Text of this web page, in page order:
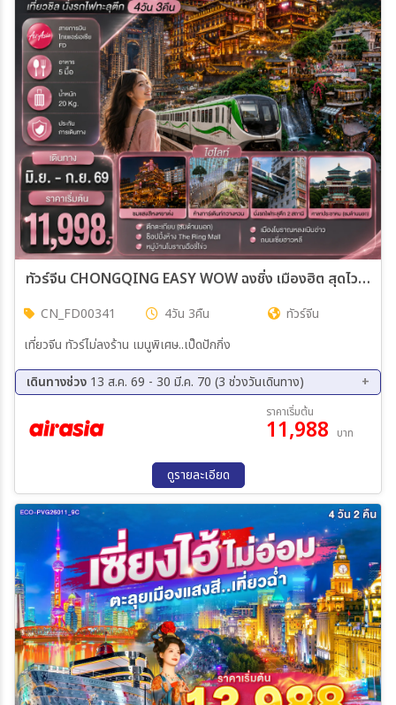
ทัวร์จีน CHONGQING EASY WOW ฉงชิ่ง เมืองฮิต สุดไวรัล เที่ยวชิล นั่งรถไฟทะลุตึก 4วัน 3คืน (FD)
CN_FD00341 4วัน 3คืน
ทัวร์จีน
เที่ยวจีน ทัวร์ไม่ลงร้าน เมนูพิเศษ..เป็ดปักกิ่ง
เดินทางช่วง 13 ส.ค. 69 - 30 มี.ค. 70 (3 ช่วงวันเดินทาง)
20 ส.ค. 69 - 23 ส.ค. 69
03 ก.ย. 69 - 06 ก.ย. 69
ราคาเริ่มต้น
11,988 บาท
ดูรายละเอียด